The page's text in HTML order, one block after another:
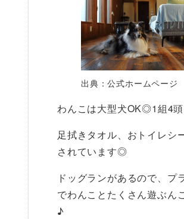
出典：公式ホームページ
わんこは大型犬OK◎1組4頭
足拭きタオル、おトイレシ
されています◎
ドッグランがあるので、プ
でわんことたくさん遊ぶん
♪